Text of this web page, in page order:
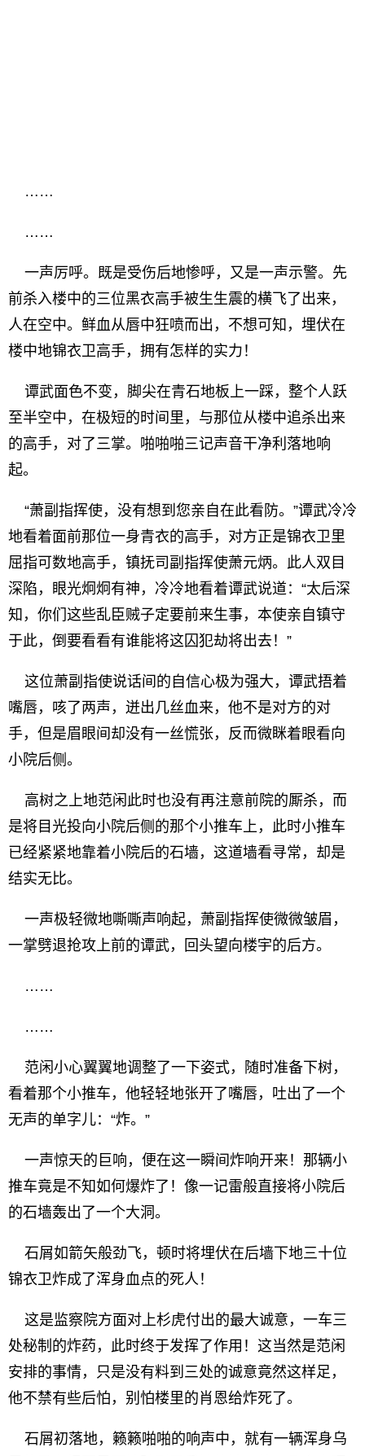
……
……
一声厉呼。既是受伤后地惨呼，又是一声示警。先
前杀入楼中的三位黑衣高手被生生震的横飞了出来，
人在空中。鲜血从唇中狂喷而出，不想可知，埋伏在
楼中地锦衣卫高手，拥有怎样的实力！
谭武面色不变，脚尖在青石地板上一踩，整个人跃
至半空中，在极短的时间里，与那位从楼中追杀出来
的高手，对了三掌。啪啪啪三记声音干净利落地响
起。
“萧副指挥使，没有想到您亲自在此看防。”谭武冷冷
地看着面前那位一身青衣的高手，对方正是锦衣卫里
屈指可数地高手，镇抚司副指挥使萧元炳。此人双目
深陷，眼光炯炯有神，冷冷地看着谭武说道：“太后深
知，你们这些乱臣贼子定要前来生事，本使亲自镇守
于此，倒要看看有谁能将这囚犯劫将出去！”
这位萧副指使说话间的自信心极为强大，谭武捂着
嘴唇，咳了两声，迸出几丝血来，他不是对方的对
手，但是眉眼间却没有一丝慌张，反而微眯着眼看向
小院后侧。
高树之上地范闲此时也没有再注意前院的厮杀，而
是将目光投向小院后侧的那个小推车上，此时小推车
已经紧紧地靠着小院后的石墙，这道墙看寻常，却是
结实无比。
一声极轻微地嘶嘶声响起，萧副指挥使微微皱眉，
一掌劈退抢攻上前的谭武，回头望向楼宇的后方。
……
……
范闲小心翼翼地调整了一下姿式，随时准备下树，
看着那个小推车，他轻轻地张开了嘴唇，吐出了一个
无声的单字儿：“炸。”
一声惊天的巨响，便在这一瞬间炸响开来！那辆小
推车竟是不知如何爆炸了！像一记雷般直接将小院后
的石墙轰出了一个大洞。
石屑如箭矢般劲飞，顿时将埋伏在后墙下地三十位
锦衣卫炸成了浑身血点的死人！
这是监察院方面对上杉虎付出的最大诚意，一车三
处秘制的炸药，此时终于发挥了作用！这当然是范闲
安排的事情，只是没有料到三处的诚意竟然这样足，
他不禁有些后怕，别怕楼里的肖恩给炸死了。
石屑初落地，籁籁啪啪的响声中，就有一辆浑身乌